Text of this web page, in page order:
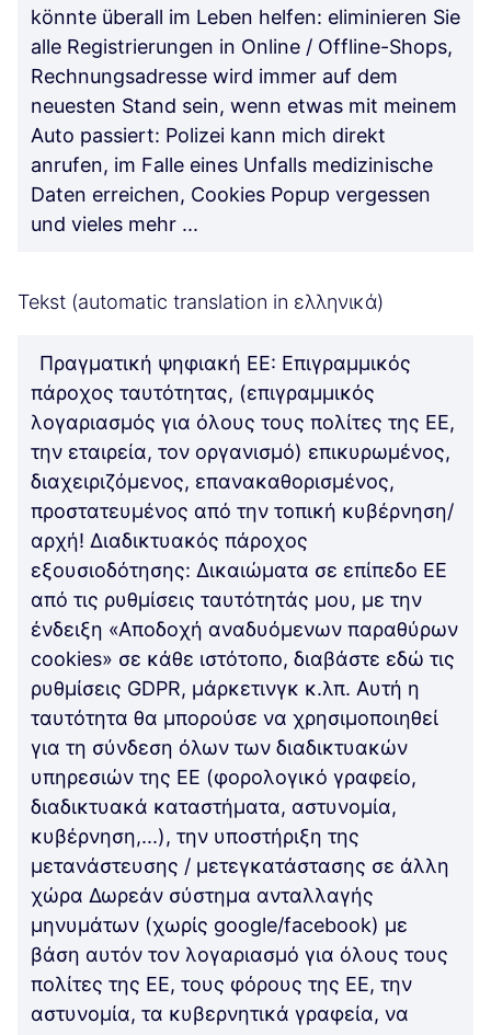
könnte überall im Leben helfen: eliminieren Sie
alle Registrierungen in Online / Offline-Shops,
Rechnungsadresse wird immer auf dem
neuesten Stand sein, wenn etwas mit meinem
Auto passiert: Polizei kann mich direkt
anrufen, im Falle eines Unfalls medizinische
Daten erreichen, Cookies Popup vergessen
und vieles mehr ...
Tekst (automatic translation in ελληνικά)
Πραγματική ψηφιακή ΕΕ: Επιγραμμικός
πάροχος ταυτότητας, (επιγραμμικός
λογαριασμός για όλους τους πολίτες της ΕΕ,
την εταιρεία, τον οργανισμό) επικυρωμένος,
διαχειριζόμενος, επανακαθορισμένος,
προστατευμένος από την τοπική κυβέρνηση/
αρχή! Διαδικτυακός πάροχος
εξουσιοδότησης: Δικαιώματα σε επίπεδο ΕΕ
από τις ρυθμίσεις ταυτότητάς μου, με την
ένδειξη «Αποδοχή αναδυόμενων παραθύρων
cookies» σε κάθε ιστότοπο, διαβάστε εδώ τις
ρυθμίσεις GDPR, μάρκετινγκ κ.λπ. Αυτή η
ταυτότητα θα μπορούσε να χρησιμοποιηθεί
για τη σύνδεση όλων των διαδικτυακών
υπηρεσιών της ΕΕ (φορολογικό γραφείο,
διαδικτυακά καταστήματα, αστυνομία,
κυβέρνηση,...), την υποστήριξη της
μετανάστευσης / μετεγκατάστασης σε άλλη
χώρα Δωρεάν σύστημα ανταλλαγής
μηνυμάτων (χωρίς google/facebook) με
βάση αυτόν τον λογαριασμό για όλους τους
πολίτες της ΕΕ, τους φόρους της ΕΕ, την
αστυνομία, τα κυβερνητικά γραφεία, να